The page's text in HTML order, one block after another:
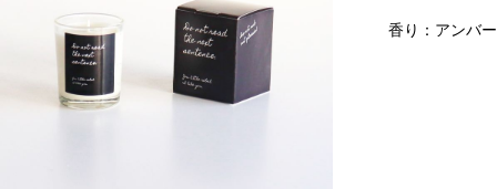
香り：アンバ